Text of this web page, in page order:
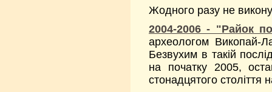
Жодного разу не
2004-2006 - "Райок
археологом Викопай-
Безвухим в такій
на початку 2005,
стонадцятого